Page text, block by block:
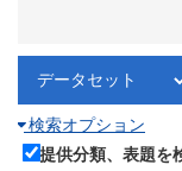
検索オプション
提供分類、表題を